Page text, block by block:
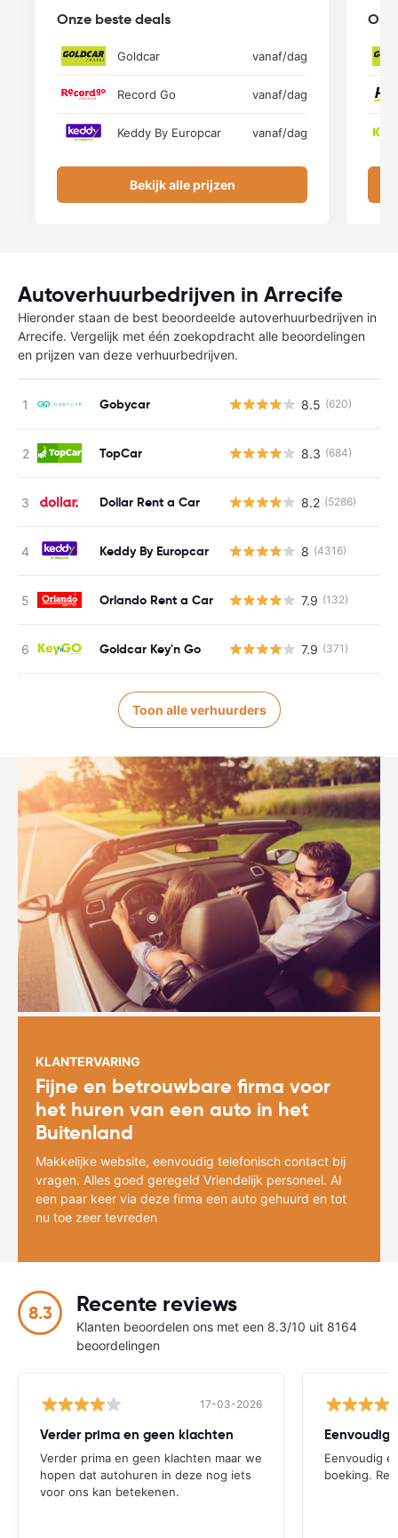
Onze beste deals
Goldcar vanaf/dag
Record Go vanaf/dag
Keddy By Europcar vanaf/dag
Bekijk alle prijzen
Autoverhuurbedrijven in Arrecife
Hieronder staan de best beoordeelde autoverhuurbedrijven in
Arrecife. Vergelijk met één zoekopdracht alle beoordelingen
en prijzen van deze verhuurbedrijven.
Gobycar 8.5 (620)
TopCar 8.3 (684)
Dollar Rent a Car 8.2 (5286)
Keddy By Europcar 8 (4316)
Orlando Rent a Car 7.9 (132)
Goldcar Key'n Go 7.9 (371)
Toon alle verhuurders
KLANTERVARING
Fijne en betrouwbare firma voor
het huren van een auto in het
Buitenland
Makkelijke website, eenvoudig telefonisch contact bij
vragen. Alles goed geregeld Vriendelijk personeel. Al
een paar keer via deze firma een auto gehuurd en tot
nu toe zeer tevreden
8.3 Recente reviews
Klanten beoordelen ons met een 8.3/10 uit 8164
beoordelingen
17-03-2026
Verder prima en geen klachten
Verder prima en geen klachten maar we
hopen dat autohuren in deze nog iets
voor ons kan betekenen.
Eenvoudig
boeking.